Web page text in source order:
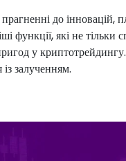
до
функції, які не
у
залученням.